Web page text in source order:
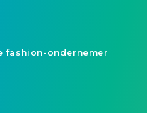
fashion-ondernemer